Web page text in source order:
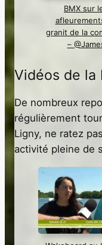
BMX sur
granit de la
–
Vidéos de la
De nombreux
régulièrement
Ligny, ne ratez
activité pleine de